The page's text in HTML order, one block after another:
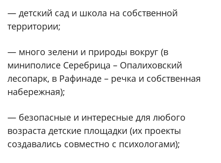
— детский сад и школа на собственной
территории;
— много зелени и природы вокруг (в
миниполисе Серебрица – Опалиховский
лесопарк, в Рафинаде – речка и собственная
набережная);
— безопасные и интересные для любого
возраста детские площадки (их проекты
создавались совместно с психологами);